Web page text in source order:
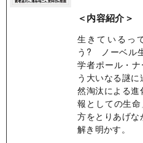
＜内容紹介＞
生きているっ
う? ノーベル
学者ポール・
う大いなる謎
然淘汰による
報としての生
方をとりあげな
解き明かす。